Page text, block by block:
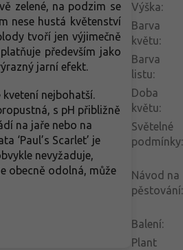
zelené, na podzim se
nese hustá květenství
tvoří jen výjimečně
především jako
jarní efekt.
nejbohatší.
s pH přibližně
na jaře nebo na
‘Paul’s Scarlet’ je
nevyžaduje,
obecně odolná, může
Výška:
Barva
květu:
Barva
listu:
Doba
květu:
Světelné
podmínky:
Návod na
pěstování:
Balení:
Plant